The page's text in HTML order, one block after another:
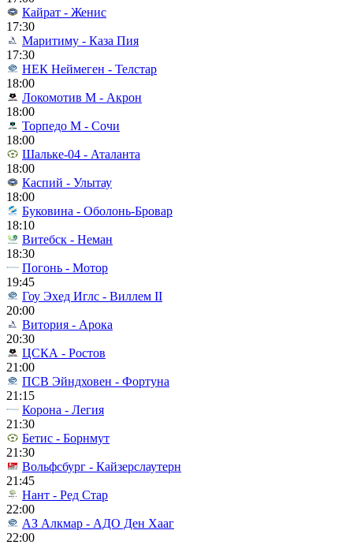
Кайрат - Женис
17:30
Маритиму - Каза Пия
17:30
НЕК Неймеген - Телстар
18:00
Локомотив М - Акрон
18:00
Торпедо М - Сочи
18:00
Шальке-04 - Аталанта
18:00
Каспий - Улытау
18:00
Буковина - Оболонь-Бровар
18:10
Витебск - Неман
18:30
Погонь - Мотор
19:45
Гоу Эхед Иглс - Виллем II
20:00
Витория - Арока
20:30
ЦСКА - Ростов
21:00
ПСВ Эйндховен - Фортуна
21:15
Корона - Легия
21:30
Бетис - Борнмут
21:30
Вольфсбург - Кайзерслаутерн
21:45
Нант - Ред Стар
22:00
АЗ Алкмар - АДО Ден Хааг
22:00